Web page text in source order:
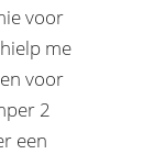
voor
me
voor
2
een